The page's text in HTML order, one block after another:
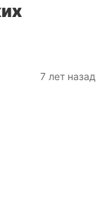
7 лет назад